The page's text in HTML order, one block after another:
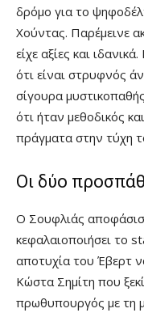
δρόμο για το
Χούντας. Παρέμεινε
είχε αξίες και
ότι είναι στρυφνός
σίγουρα
ότι ήταν μεθοδικός
πράγματα στην τύχη
Οι δύο
Ο Σουφλιάς
κεφαλαιοποιήσει το
αποτυχία του Έβερτ
Κώστα Σημίτη που
πρωθυπουργός με τη